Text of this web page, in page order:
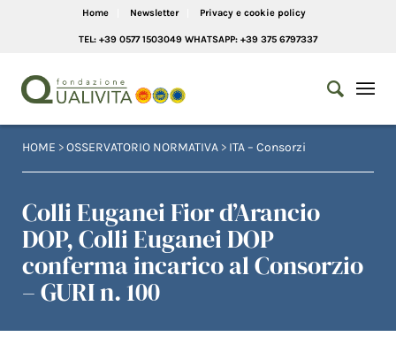
Home Newsletter Privacy e cookie policy
TEL: +39 0577 1503049 WHATSAPP: +39 375 6797337
HOME >OSSERVATORIO NORMATIVA > ITA – Consorzi
Colli Euganei Fior d’Arancio
DOP, Colli Euganei DOP
conferma incarico al Consorzio
– GURI n. 100